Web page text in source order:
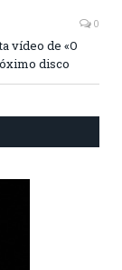
0
vídeo de «O
disco